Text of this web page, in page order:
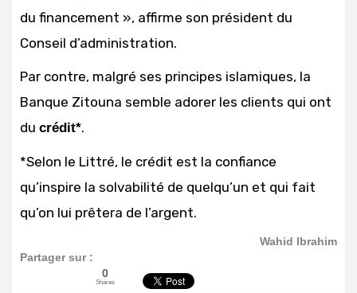
du financement », affirme son président du
Conseil d’administration.
Par contre, malgré ses principes islamiques, la
Banque Zitouna semble adorer les clients qui ont
du crédit*.
*Selon le Littré, le crédit est la confiance
qu’inspire la solvabilité de quelqu’un et qui fait
qu’on lui prêtera de l’argent.
Wahid Ibrahim
Partager sur :
0
Shares